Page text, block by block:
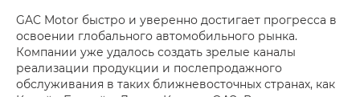
GAC Motor быстро и уверенно достигает прогресса в
освоении глобального автомобильного рынка.
Компании уже удалось создать зрелые каналы
реализации продукции и послепродажного
обслуживания в таких ближневосточных странах, как